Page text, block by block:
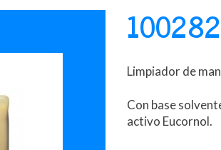
Limpiador de
Con base
activo Eucornol.